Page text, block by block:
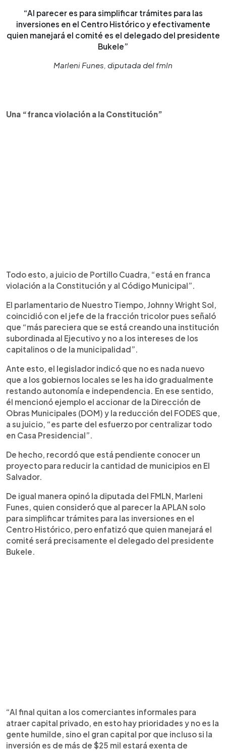
“Al parecer es para simplificar trámites para las
inversiones en el Centro Histórico y efectivamente
quien manejará el comité es el delegado del presidente
Bukele”
Marleni Funes, diputada del fmln
Una “franca violación a la Constitución”
Todo esto, a juicio de Portillo Cuadra, “está en franca
violación a la Constitución y al Código Municipal”.
El parlamentario de Nuestro Tiempo, Johnny Wright Sol,
coincidió con el jefe de la fracción tricolor pues señaló
que “más pareciera que se está creando una institución
subordinada al Ejecutivo y no a los intereses de los
capitalinos o de la municipalidad”.
Ante esto, el legislador indicó que no es nada nuevo
que a los gobiernos locales se les ha ido gradualmente
restando autonomía e independencia. En ese sentido,
él mencionó ejemplo el accionar de la Dirección de
Obras Municipales (DOM) y la reducción del FODES que,
a su juicio, “es parte del esfuerzo por centralizar todo
en Casa Presidencial”.
De hecho, recordó que está pendiente conocer un
proyecto para reducir la cantidad de municipios en El
Salvador.
De igual manera opinó la diputada del FMLN, Marleni
Funes, quien consideró que al parecer la APLAN solo
para simplificar trámites para las inversiones en el
Centro Histórico, pero enfatizó que quien manejará el
comité será precisamente el delegado del presidente
Bukele.
“Al final quitan a los comerciantes informales para
atraer capital privado, en esto hay prioridades y no es la
gente humilde, sino el gran capital por que incluso si la
inversión es de más de $25 mil estará exenta de